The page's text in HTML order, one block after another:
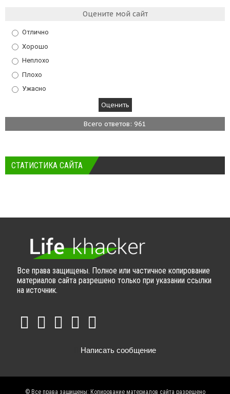
Оцените мой сайт
Отлично
Хорошо
Неплохо
Плохо
Ужасно
Всего ответов: 961
СТАТИСТИКА САЙТА
Все права защищены. Полное или частичное копирование
материалов сайта разрешено только при указании ссылки
на источник.
Написать сообщение
© Все права защищены: Копирование материалов сайта разрешено